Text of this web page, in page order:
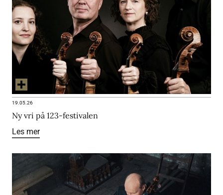
19.05.26
Ny vri på 123-festivalen
Les mer